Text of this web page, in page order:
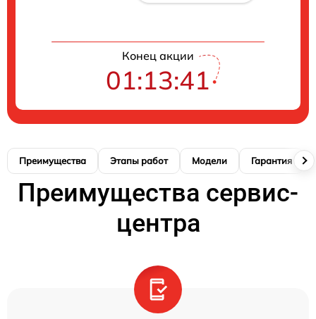
Конец акции
01:13:41
Преимущества Этапы работ Модели Гарантия
Преимущества сервис-
центра